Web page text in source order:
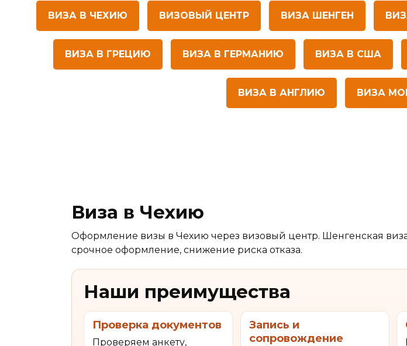
ВИЗА В ЧЕХИЮ ВИЗОВЫЙ ЦЕНТР ВИЗА ШЕНГЕН
ВИЗА В ГРЕЦИЮ ВИЗА В ГЕРМАНИЮ ВИЗА В США
ВИЗА В АНГЛИЮ ВИЗА
Виза в Чехию
Оформление визы в Чехию через визовый центр. Шенгенская
срочное оформление, снижение риска отказа.
Наши преимущества
Проверка документов
Проверяем анкету,
Запись и
сопровождение